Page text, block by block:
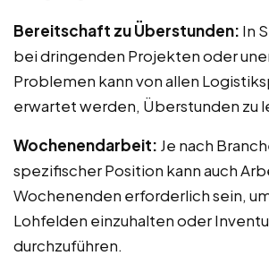
Bereitschaft zu Überstunden: In
bei dringenden Projekten oder
Problemen kann von allen
erwartet werden, Überstunden zu
Wochenendarbeit: Je nach
spezifischer Position kann auch
Wochenenden erforderlich sein,
Lohfelden einzuhalten oder
durchzuführen.